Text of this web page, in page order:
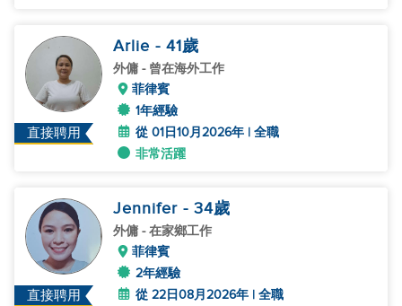
直接聘用
Arlie - 41歲
外傭 - 曾在海外工作
菲律賓
1年經驗
從 01日10月2026年 | 全職
非常活躍
直接聘用
Jennifer - 34歲
外傭 - 在家鄉工作
菲律賓
2年經驗
從 22日08月2026年 | 全職